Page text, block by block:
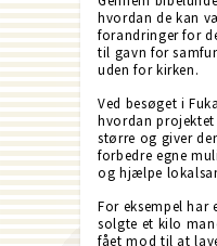
hvordan de kan
forandringer for
til gavn for
uden for kirken.
Ved besøget i
hvordan
større og giver
forbedre egne
og hjælpe
For eksempel har
solgte et kilo
fået mod til at